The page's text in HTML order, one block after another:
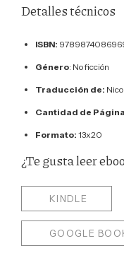
Detalles técnicos
ISBN:
Género: No ficción
Traducción de:
Cantidad de
Formato: 13x20
¿Te gusta leer
KINDLE
GOOGLE